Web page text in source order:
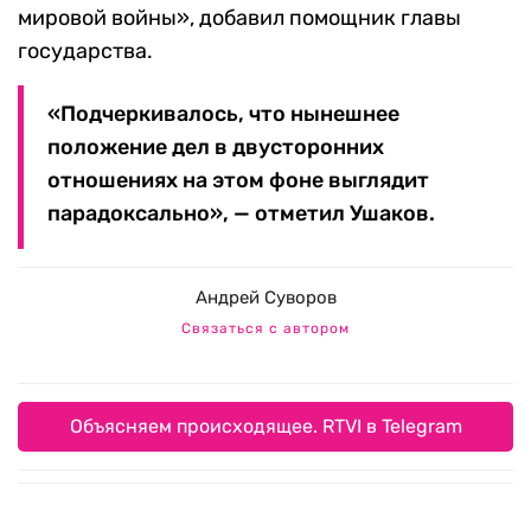
мировой войны», добавил помощник главы
государства.
«Подчеркивалось, что нынешнее
положение дел в двусторонних
отношениях на этом фоне выглядит
парадоксально», — отметил Ушаков.
Андрей Суворов
Связаться с автором
Объясняем происходящее. RTVI в Telegram